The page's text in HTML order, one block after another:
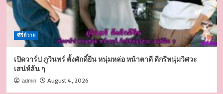
ซีรี่ย์วาย
เปิดวาร์ป ภูวินทร์ ตั้งศักดิ์ยืน หนุ่มหล่อ หน้าตาดี ดีกรีหนุ่มวิศวะ
เสน่ห์ล้น ๆ
admin August 4, 2026